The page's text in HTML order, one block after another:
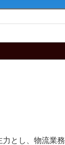
とし、物流業